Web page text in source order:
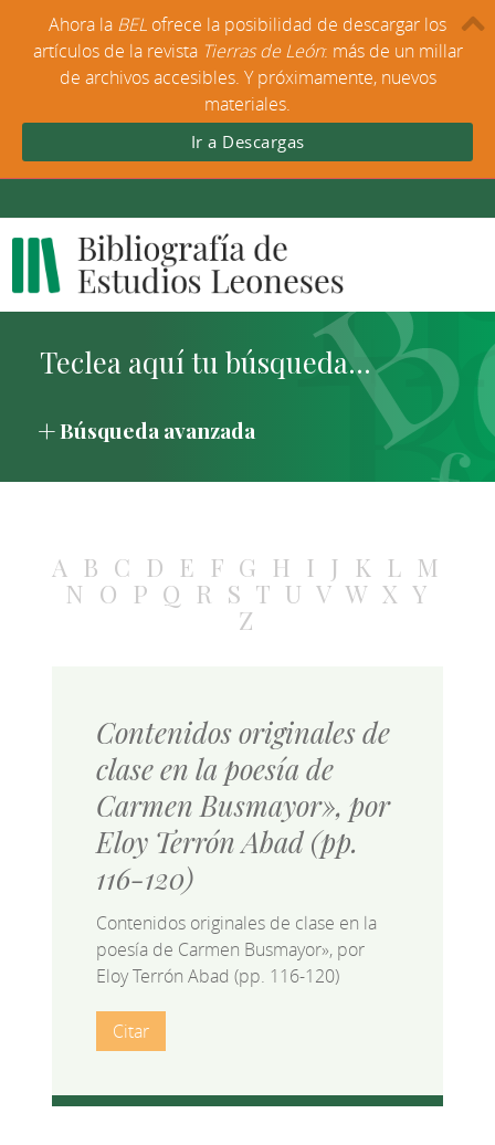
Búsqueda avanzada
A B C D E F G H I J K L M
N O P Q R S T U V W X Y
Z
Contenidos originales de
clase en la poesía de
Carmen Busmayor», por
Eloy Terrón Abad (pp.
116-120)
Contenidos originales de clase en la
poesía de Carmen Busmayor», por
Eloy Terrón Abad (pp. 116-120)
Citar
Ahora la BEL ofrece la posibilidad de descargar los
artículos de la revista Tierras de León: más de un millar
de archivos accesibles. Y próximamente, nuevos
materiales.
Ir a Descargas